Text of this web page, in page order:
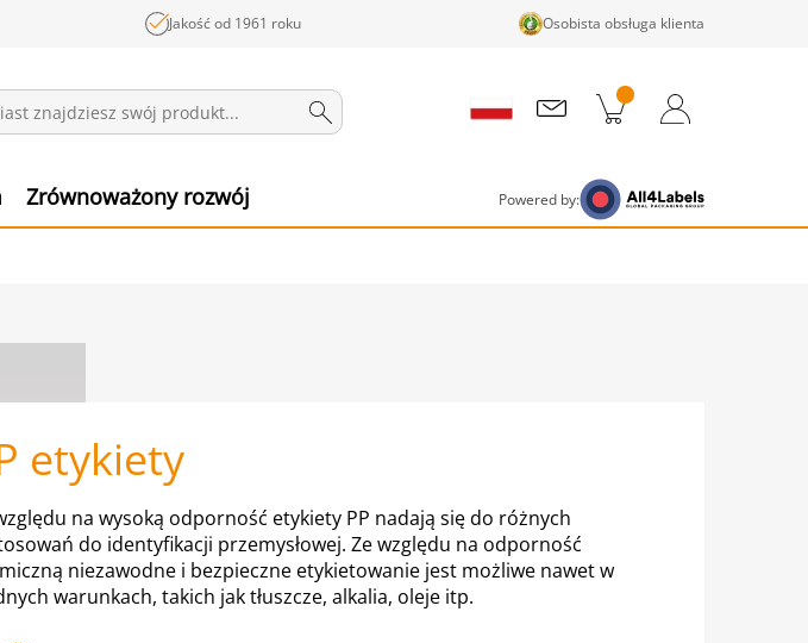
Jakość od 1961 roku Osobista obsługa klienta
Zrównoważony rozwój Powered by:
etykiety
na wysoką odporność etykiety PP nadają się do różnych
do identyfikacji przemysłowej. Ze względu na odporność
niezawodne i bezpieczne etykietowanie jest możliwe nawet w
warunkach, takich jak tłuszcze, alkalia, oleje itp.